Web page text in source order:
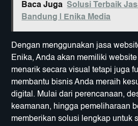
Baca Juga Solusi Terbaik
Bandung | Enika Media
Dengan menggunakan jasa
Enika, Anda akan memiliki
menarik secara visual tetapi juga
membantu bisnis Anda meraih
digital. Mulai dari perencanaan,
keamanan, hingga pemeliharaan
memberikan solusi lengkap untuk